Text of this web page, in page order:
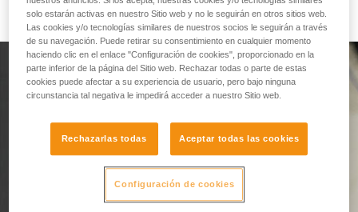
Diseñado para escalar.
Pensado para
asegurar.
GRIGRI+: mayor serenidad tanto de primero
solo estarán activas en nuestro Sitio web y no le seguirán en otros sitios web.
Las cookies y/o tecnologías similares de nuestros socios le seguirán a través
de su navegación. Puede retirar su consentimiento en cualquier momento
haciendo clic en el enlace "Configuración de cookies", proporcionado en la
parte inferior de la página del Sitio web. Rechazar todas o parte de estas
cookies puede afectar a su experiencia de usuario, pero bajo ninguna
circunstancia tal negativa le impedirá acceder a nuestro Sitio web.
Rechazarlas todas Aceptar todas las cookies
Configuración de cookies